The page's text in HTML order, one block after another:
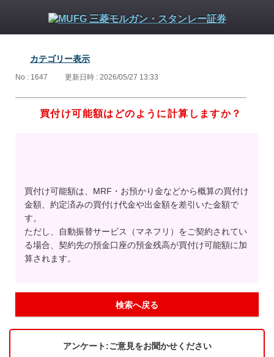
カテゴリー表示
No : 1647 更新日時 : 2026/05/27 13:33
買付け可能額はどのように計算しますか？
買付け可能額は、MRF・お預かり金などから概算の買付け
金額、約定済みの買付け代金や出金額を差引いた金額で
す。
ただし、自動振替サービス（マネフリ）をご契約されてい
る場合、契約先の預金口座の預金残高が買付け可能額に加
算されます。
検索へ戻る
アンケート:ご意見をお聞かせください